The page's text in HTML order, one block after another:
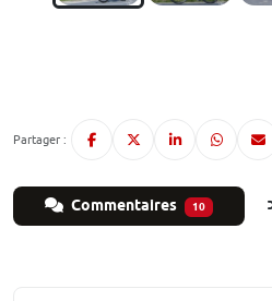
Partager :
Commentaires 10